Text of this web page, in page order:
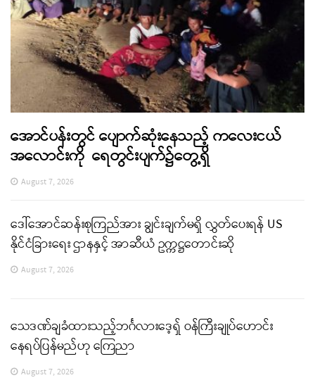
အောင်ပန်းတွင် ပျောက်ဆုံးနေသည့် ကလေးငယ်
အလောင်းကို ရေတွင်းပျက်၌တွေ့ရှိ
August 7, 2026
ဒေါ်အောင်ဆန်းစုကြည်အား ချွင်းချက်မရှိ လွှတ်ပေးရန် US
နိုင်ငံခြားရေး ဌာနနှင့် အာဆီယံ ဥက္ကဋ္ဌတောင်းဆို
August 7, 2026
သေဒဏ်ချခံထားသည့်ဘင်္ဂလားဒေ့ရှ် ဝန်ကြီးချုပ်ဟောင်း
နေရပ်ပြန်မည်ဟု ကြေညာ
August 7, 2026